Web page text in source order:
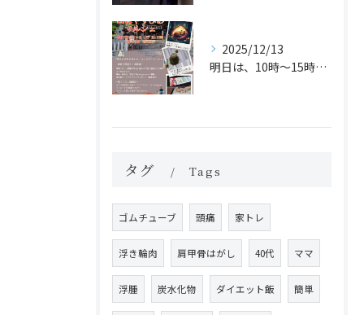
2025/12/13
明日は、10時〜15時まで「はにやすひめマルシェ」に運動体験...
タグ Tags
ゴムチューブ 頭痛 家トレ
浮き輪肉 肩甲骨はがし 40代 ママ
浮腫 炭水化物 ダイエット飯 簡単